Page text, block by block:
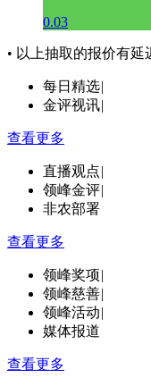
0.03
• 以上抽取的报价有延
每日精选|
金评视讯|
查看更多
直播观点|
领峰金评|
非农部署
查看更多
领峰奖项|
领峰慈善|
领峰活动|
媒体报道
查看更多